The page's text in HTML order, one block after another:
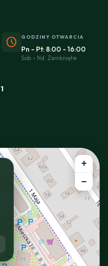
schedule GODZINY OTWARCIA
Pn - Pt: 8:00 - 16:00
Sob - Nd: Zamknięte
+
−